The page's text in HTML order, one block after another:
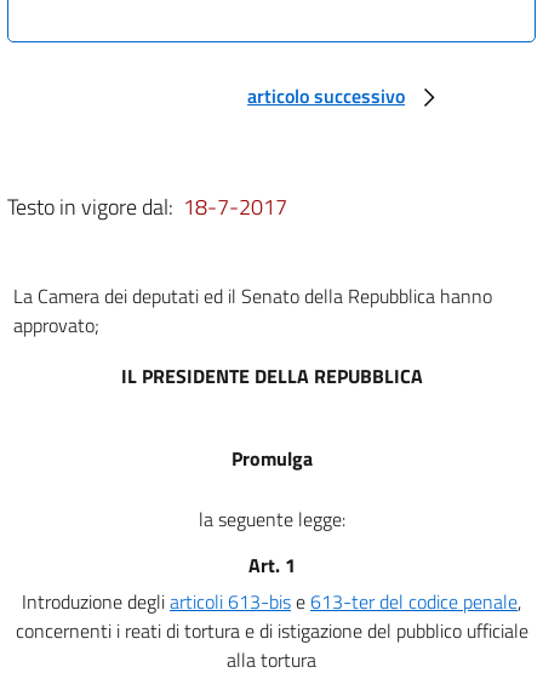
articolo successivo
Testo in vigore dal: 18-7-2017
La Camera dei deputati ed il Senato della Repubblica hanno
approvato;
IL PRESIDENTE DELLA REPUBBLICA
Promulga
la seguente legge:
Art. 1
Introduzione degliarticoli 613-bise613-ter del codice penale,
concernenti i reati di tortura e di istigazione del pubblico ufficiale
alla tortura